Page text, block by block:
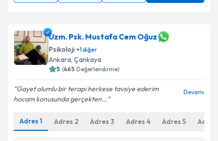
Uzm. Psk. Mustafa Cem Oğuz
Psikoloji +1diğer
Ankara, Çankaya
5 (465 Değerlendirme)
Gayet olumlu bir terapi herkese tavsiye ederim
hocam konusunda gerçekten...
Devamı
Adres 1 Adres 2 Adres 3 Adres 4 Adres 5 Adres